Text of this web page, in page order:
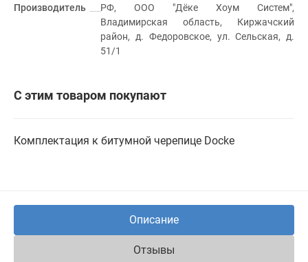
Производитель
РФ, ООО "Дёке Хоум Систем",
Владимирская область, Киржачский
район, д. Федоровское, ул. Сельская, д.
51/1
С этим товаром покупают
Комплектация к битумной черепице Docke
Описание
Отзывы